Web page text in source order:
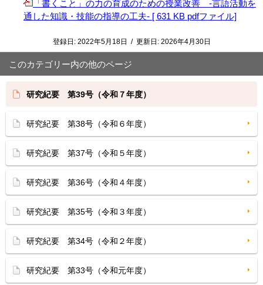
「書くこと」の力の育成のための授業改善 -言語活動を
通した知識・技能の指導の工夫- [ 631 KB pdfファイル]
登録日: 2022年5月18日 / 更新日: 2026年4月30日
このカテゴリー内の他のページ
研究紀要 第39号（令和７年度）
研究紀要 第38号（令和６年度）
研究紀要 第37号（令和５年度）
研究紀要 第36号（令和４年度）
研究紀要 第35号（令和３年度）
研究紀要 第34号（令和２年度）
研究紀要 第33号（令和元年度）